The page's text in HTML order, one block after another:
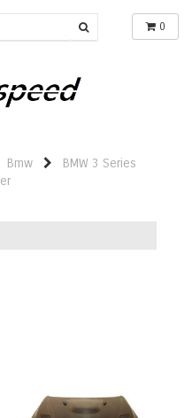
0
Bmw
BMW 3 Series